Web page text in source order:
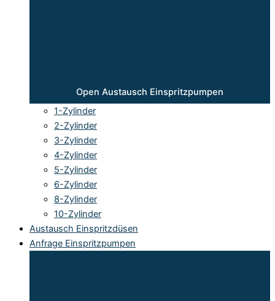
Open Austausch Einspritzpumpen
1-Zylinder
2-Zylinder
3-Zylinder
4-Zylinder
5-Zylinder
6-Zylinder
8-Zylinder
10-Zylinder
Austausch Einspritzdüsen
Anfrage Einspritzpumpen